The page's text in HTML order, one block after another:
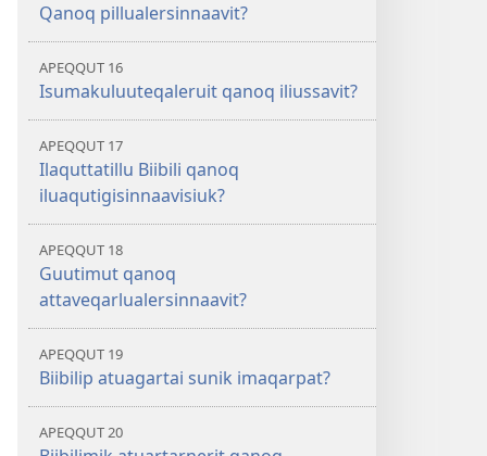
Qanoq pillualersinnaavit?
APEQQUT 16
Isumakuluuteqaleruit qanoq iliussavit?
APEQQUT 17
Ilaquttatillu Biibili qanoq
iluaqutigisinnaavisiuk?
APEQQUT 18
Guutimut qanoq
attaveqarlualersinnaavit?
APEQQUT 19
Biibilip atuagartai sunik imaqarpat?
APEQQUT 20